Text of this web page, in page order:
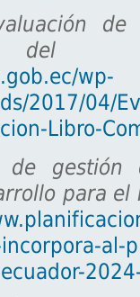
del
wp-
2017/04/
Libro-
gestión
para el
al-